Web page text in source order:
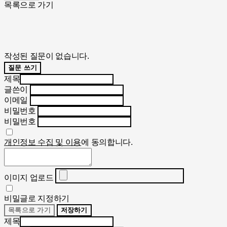
목록으로 가기
작성된 질문이 없습니다.
질문 쓰기
제목
글쓴이
이메일
비밀번호
비밀번호
개인정보 수집 및 이용에 동의합니다.
이미지 업로드
비밀글로 지정하기
목록으로 가기 저장하기
제목